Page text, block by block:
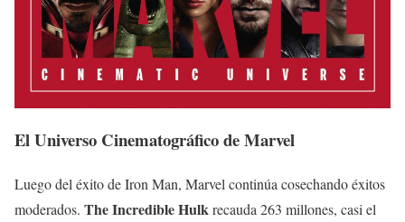
El Universo Cinematográfico de Marvel
Luego del éxito de Iron Man, Marvel continúa cosechando éxitos
moderados. The Incredible Hulkrecauda 263 millones, casi el